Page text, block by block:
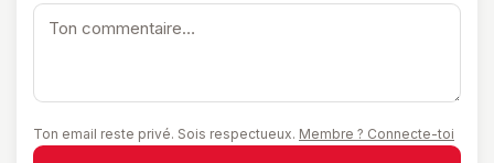
Ton email reste privé. Sois respectueux. Membre ? Connecte-toi